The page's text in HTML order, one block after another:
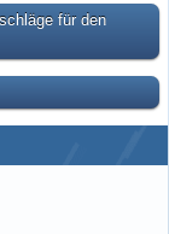
für den